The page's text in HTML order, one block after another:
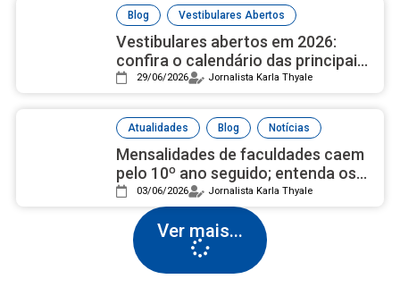
Blog , Vestibulares Abertos
Vestibulares abertos em 2026:
confira o calendário das principais
universidades públicas
29/06/2026 Jornalista Karla Thyale
Atualidades , Blog , Notícias
Mensalidades de faculdades caem
pelo 10º ano seguido; entenda os
motivos
03/06/2026 Jornalista Karla Thyale
Ver mais...